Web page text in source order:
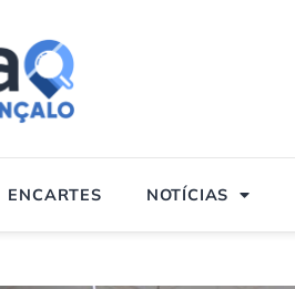
ENCARTES NOTÍCIAS